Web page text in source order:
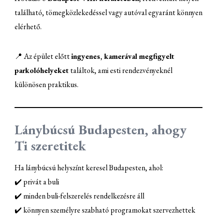
található, tömegközlekedéssel vagy autóval egyaránt könnyen
elérhető.
📍 Az épület előttingyenes, kamerával megfigyelt
parkolóhelyekettaláltok, ami esti rendezvényeknél
különösen praktikus.
Lánybúcsú Budapesten, ahogy
Ti szeretitek
Ha lánybúcsú helyszínt keresel Budapesten, ahol:
✔️ privát a buli
✔️ minden buli-felszerelés rendelkezésre áll
✔️ könnyen személyre szabható programokat szervezhettek